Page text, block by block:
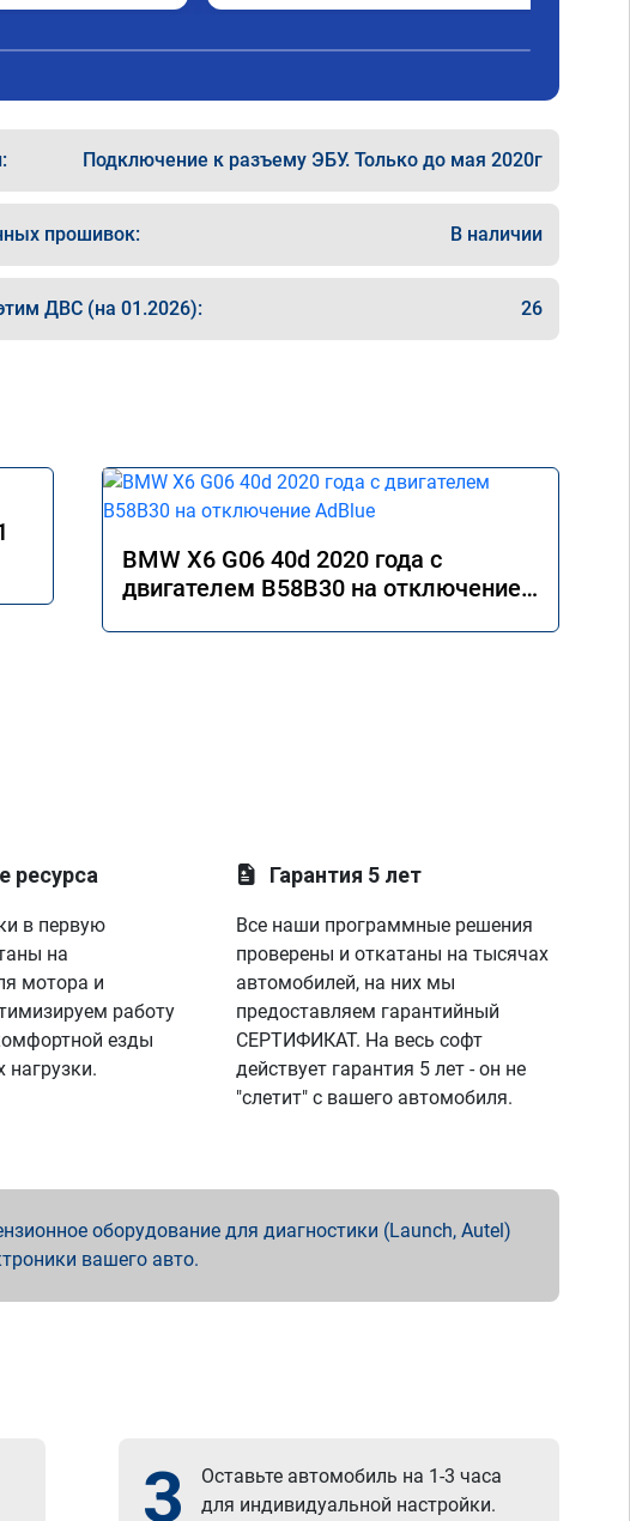
Подключение к разъему ЭБУ. Только до мая 2020г
прошивок: В наличии
ДВС (на 01.2026): 26
BMW X6 G06 40d 2020 года с
двигателем B58B30 на отключение
ресурса
в первую
на
мотора и
работу
езды
нагрузки.
Гарантия 5 лет
Все наши программные решения
проверены и откатаны на тысячах
автомобилей, на них мы
предоставляем гарантийный
СЕРТИФИКАТ. На весь софт
действует гарантия 5 лет - он не
"слетит" с вашего автомобиля.
оборудование для диагностики (Launch, Autel)
вашего авто.
3
Оставьте автомобиль на 1-3 часа
для индивидуальной настройки.